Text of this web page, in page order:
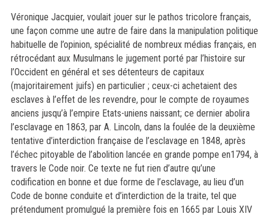
Véronique Jacquier, voulait jouer sur le pathos tricolore français,
une façon comme une autre de faire dans la manipulation politique
habituelle de l’opinion, spécialité de nombreux médias français, en
rétrocédant aux Musulmans le jugement porté par l’histoire sur
l’Occident en général et ses détenteurs de capitaux
(majoritairement juifs) en particulier ; ceux-ci achetaient des
esclaves à l’effet de les revendre, pour le compte de royaumes
anciens jusqu’à l’empire Etats-uniens naissant; ce dernier abolira
l’esclavage en 1863, par A. Lincoln, dans la foulée de la deuxième
tentative d’interdiction française de l’esclavage en 1848, après
l’échec pitoyable de l’abolition lancée en grande pompe en1794, à
travers le Code noir. Ce texte ne fut rien d’autre qu’une
codification en bonne et due forme de l’esclavage, au lieu d’un
Code de bonne conduite et d’interdiction de la traite, tel que
prétendument promulgué la première fois en 1665 par Louis XIV